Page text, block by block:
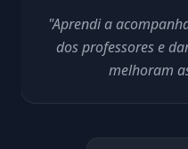
"Aprendi a
dos professores e
melhoram